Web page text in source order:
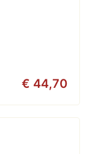
€ 44,70